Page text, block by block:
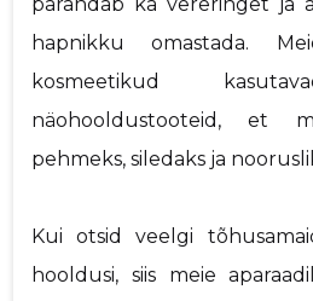
parandab ka vereringet ja
hapnikku omastada.
kosmeetikud
näohooldustooteid, et
pehmeks, siledaks ja
Kui otsid veelgi
hooldusi, siis meie